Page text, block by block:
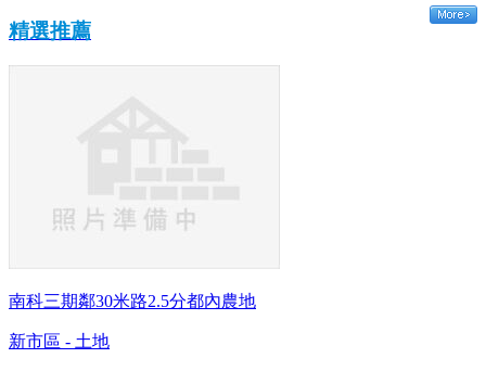
精選推薦
南科三期鄰30米路2.5分都內農地
新市區 - 土地